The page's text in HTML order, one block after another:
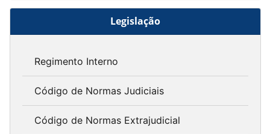
Legislação
Regimento Interno
Código de Normas Judiciais
Código de Normas Extrajudicial